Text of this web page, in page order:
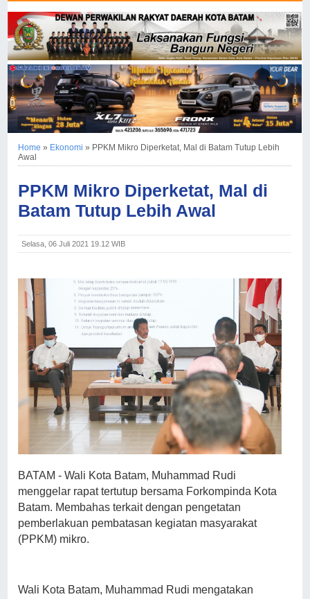
Home » Ekonomi » PPKM Mikro Diperketat, Mal di Batam Tutup Lebih
Awal
PPKM Mikro Diperketat, Mal di
Batam Tutup Lebih Awal
Selasa, 06 Juli 2021 19.12 WIB
BATAM - Wali Kota Batam, Muhammad Rudi
menggelar rapat tertutup bersama Forkompinda Kota
Batam. Membahas terkait dengan pengetatan
pemberlakuan pembatasan kegiatan masyarakat
(PPKM) mikro.
Wali Kota Batam, Muhammad Rudi mengatakan